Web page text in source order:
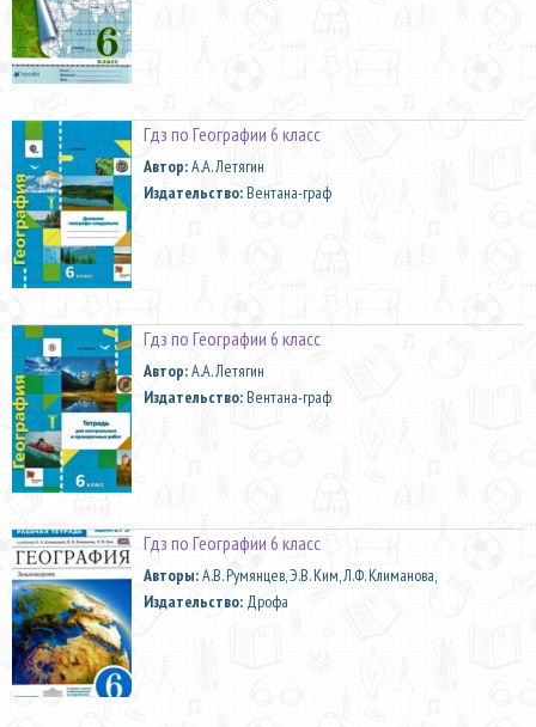
Гдз по Географии 6 класс
Автор:А.А. Летягин
Издательство:Вентана-граф
Гдз по Географии 6 класс
Автор:А.А. Летягин
Издательство:Вентана-граф
Гдз по Географии 6 класс
Aвторы:А.В. Румянцев, Э.В. Ким, Л.Ф. Климанова,
Издательство: Дрофа